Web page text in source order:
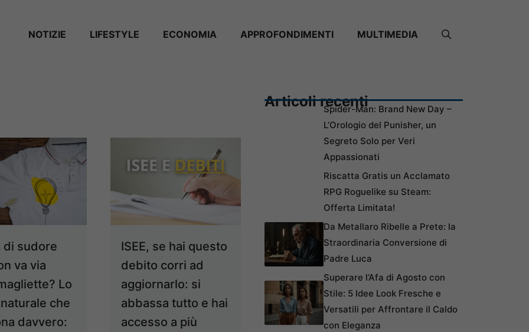
NOTIZIE ⁠⁠LIFESTYLE ECONOMIA APPROFONDIMENTI MULTIMEDIA
di sudore
va via
Lo
che
davvero:
ISEE, se hai questo
debito corri ad
aggiornarlo: si
abbassa tutto e hai
accesso a più
Articoli recentiSpider-Man: Brand New Day –
L’Orologio del Punisher, un
Segreto Solo per Veri
Appassionati
Riscatta Gratis un Acclamato
RPG Roguelike su Steam:
Offerta Limitata!
Da Metallaro Ribelle a Prete: la
Straordinaria Conversione di
Padre Luca
Superare l’Afa di Agosto con
Stile: 5 Idee Look Fresche e
Versatili per Affrontare il Caldo
con Eleganza